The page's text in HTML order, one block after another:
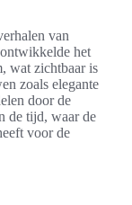
van
het
wat zichtbaar is
zoals elegante
door de
de tijd, waar de
voor de